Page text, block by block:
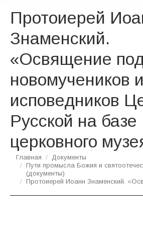
Протоиерей
Знаменский.
«Освящение
новомучеников и
исповедников
Русской на базе
церковного
Вы здесь:
Главная
Документы
Пути промысла Божия и
(документы)
Протоиерей Иоанн Знаменский.